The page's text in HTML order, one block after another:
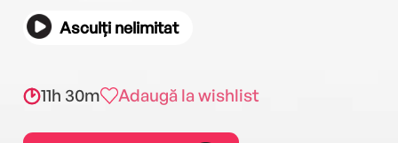
Asculți nelimitat
11h 30m Adaugă la wishlist